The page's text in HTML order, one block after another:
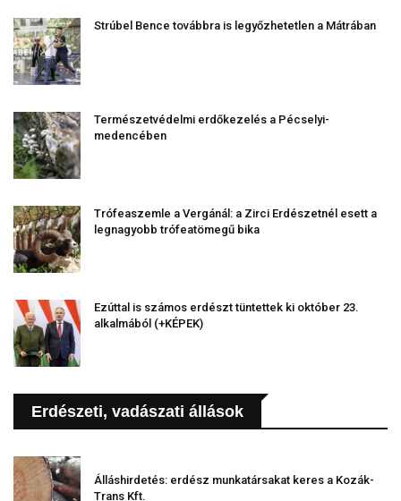
Strúbel Bence továbbra is legyőzhetetlen a Mátrában
Természetvédelmi erdőkezelés a Pécselyi-
medencében
Trófeaszemle a Vergánál: a Zirci Erdészetnél esett a
legnagyobb trófeatömegű bika
Ezúttal is számos erdészt tüntettek ki október 23.
alkalmából (+KÉPEK)
Erdészeti, vadászati állások
Álláshirdetés: erdész munkatársakat keres a Kozák-
Trans Kft.